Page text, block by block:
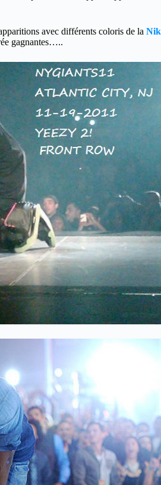
avec différents coloris de la
gagnantes…..